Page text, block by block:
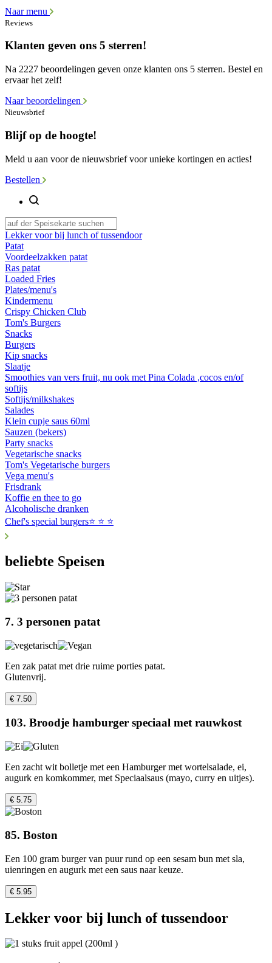
Naar menu
Reviews
Klanten geven ons 5 sterren!
Na 2227 beoordelingen geven onze klanten ons 5 sterren. Bestel en
ervaar het zelf!
Naar beoordelingen
Nieuwsbrief
Blijf op de hoogte!
Meld u aan voor de nieuwsbrief voor unieke kortingen en acties!
Bestellen
Lekker voor bij lunch of tussendoor
Patat
Voordeelzakken patat
Ras patat
Loaded Fries
Plates/menu's
Kindermenu
Crispy Chicken Club
Tom's Burgers
Snacks
Burgers
Kip snacks
Slaatje
Smoothies van vers fruit, nu ook met Pina Colada ,cocos en/of
softijs
Softijs/milkshakes
Salades
Klein cupje saus 60ml
Sauzen (bekers)
Party snacks
Vegetarische snacks
Tom's Vegetarische burgers
Vega menu's
Frisdrank
Koffie en thee to go
Alcoholische dranken
Chef's special burgers⭐️ ⭐️ ⭐️
beliebte Speisen
7. 3 personen patat
Een zak patat met drie ruime porties patat.
Glutenvrij.
€ 7.50
103. Broodje hamburger speciaal met rauwkost
Een zacht wit bolletje met een Hamburger met wortelsalade, ei,
augurk en komkommer, met Speciaalsaus (mayo, curry en uitjes).
€ 5.75
85. Boston
Een 100 gram burger van puur rund op een sesam bun met sla,
uienringen en augurk met een saus naar keuze.
€ 5.95
Lekker voor bij lunch of tussendoor